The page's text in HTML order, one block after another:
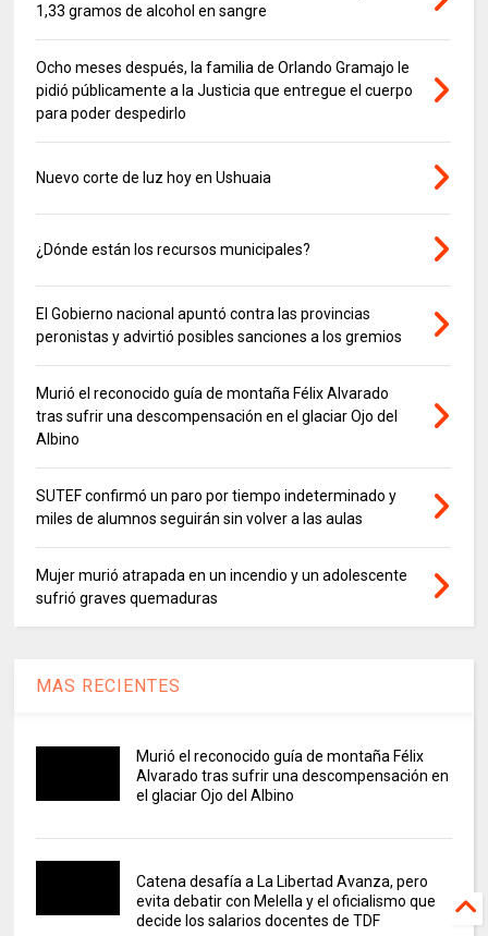
1,33 gramos de alcohol en sangre
Ocho meses después, la familia de Orlando Gramajo le
pidió públicamente a la Justicia que entregue el cuerpo
para poder despedirlo
Nuevo corte de luz hoy en Ushuaia
¿Dónde están los recursos municipales?
El Gobierno nacional apuntó contra las provincias
peronistas y advirtió posibles sanciones a los gremios
Murió el reconocido guía de montaña Félix Alvarado
tras sufrir una descompensación en el glaciar Ojo del
Albino
SUTEF confirmó un paro por tiempo indeterminado y
miles de alumnos seguirán sin volver a las aulas
Mujer murió atrapada en un incendio y un adolescente
sufrió graves quemaduras
MAS RECIENTES
Murió el reconocido guía de montaña Félix
Alvarado tras sufrir una descompensación en
el glaciar Ojo del Albino
Catena desafía a La Libertad Avanza, pero
evita debatir con Melella y el oficialismo que
decide los salarios docentes de TDF